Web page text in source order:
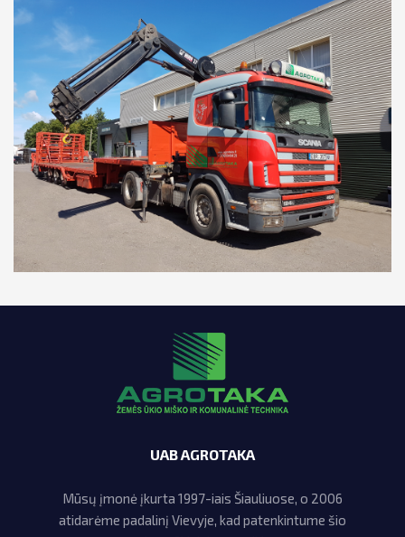
UAB AGROTAKA
Mūsų įmonė įkurta 1997-iais Šiauliuose, o 2006
atidarėme padalinį Vievyje, kad patenkintume šio